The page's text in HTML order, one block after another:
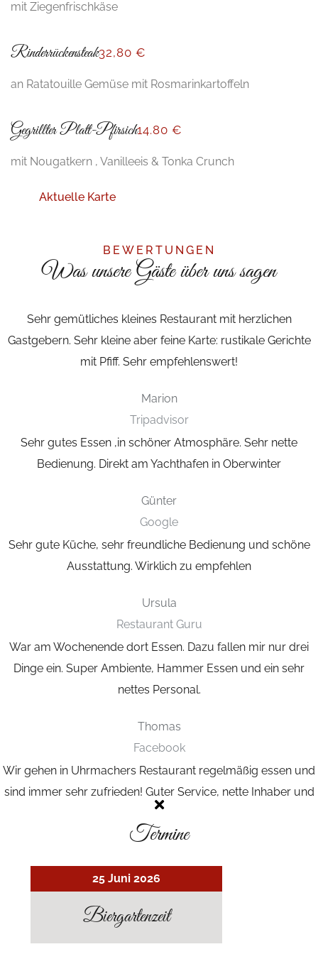
mit Ziegenfrischkäse
Rinderrückensteak32,80 €
an Ratatouille Gemüse mit Rosmarinkartoffeln
Gegrillter Platt-Pfirsich14.80 €
mit Nougatkern , Vanilleeis & Tonka Crunch
Aktuelle Karte
BEWERTUNGEN
Was unsere Gäste über uns sagen
Sehr gemütliches kleines Restaurant mit herzlichen
Gastgebern. Sehr kleine aber feine Karte: rustikale Gerichte
mit Pfiff. Sehr empfehlenswert!
Marion
Tripadvisor
Sehr gutes Essen ,in schöner Atmosphäre. Sehr nette
Bedienung. Direkt am Yachthafen in Oberwinter
Günter
Google
Sehr gute Küche, sehr freundliche Bedienung und schöne
Ausstattung. Wirklich zu empfehlen
Ursula
Restaurant Guru
War am Wochenende dort Essen. Dazu fallen mir nur drei
Dinge ein. Super Ambiente, Hammer Essen und ein sehr
nettes Personal.
Thomas
Facebook
Wir gehen in Uhrmachers Restaurant regelmäßig essen und
sind immer sehr zufrieden! Guter Service, nette Inhaber und
vor allem gutes Essen!
GALERIE
Termine
25 Juni 2026
Biergartenzeit